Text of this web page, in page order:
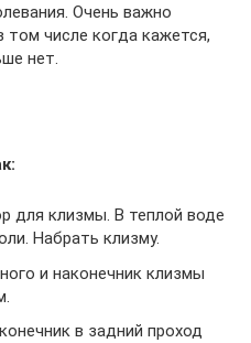
Очень важно
том числе когда кажется,
нет.
для клизмы. В теплой воде
Набрать клизму.
и наконечник клизмы
в задний проход